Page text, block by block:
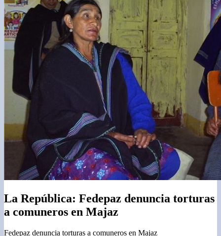
La República: Fedepaz denuncia torturas
a comuneros en Majaz
Fedepaz denuncia torturas a comuneros en Majaz